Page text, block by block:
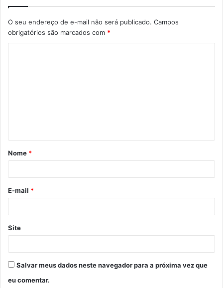
O seu endereço de e-mail não será publicado. Campos
obrigatórios são marcados com *
á
r
*
Nome *
E-mail *
Site
Salvar meus dados neste navegador para a próxima vez que
eu comentar.